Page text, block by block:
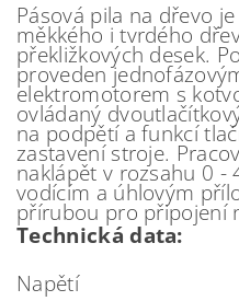
Pásová pila na dřevo
měkkého i tvrdého
překližkových desek.
proveden
elektromotorem s
ovládaný
na podpětí a funkcí
zastavení stroje.
naklápět v rozsahu 0 -
vodícím a úhlovým
přírubou pro připojení
Technická data:
Napětí